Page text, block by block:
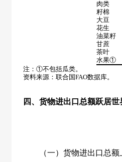
肉类
籽棉
大豆
花生
油菜籽
甘蔗
茶叶
水果①
注：①不包括瓜类。
资料来源：联合国FAO数据库。
四、货物进出口总额跃居世
（一）货物进出口总额